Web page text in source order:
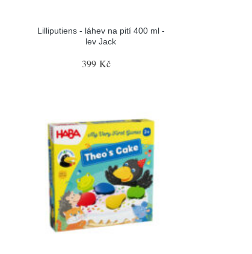
Lilliputiens - láhev na pití 400 ml -
lev Jack
399 Kč